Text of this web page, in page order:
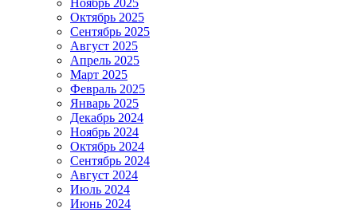
Октябрь 2025
Сентябрь 2025
Август 2025
Апрель 2025
Март 2025
Февраль 2025
Январь 2025
Декабрь 2024
Ноябрь 2024
Октябрь 2024
Сентябрь 2024
Август 2024
Июль 2024
Июнь 2024